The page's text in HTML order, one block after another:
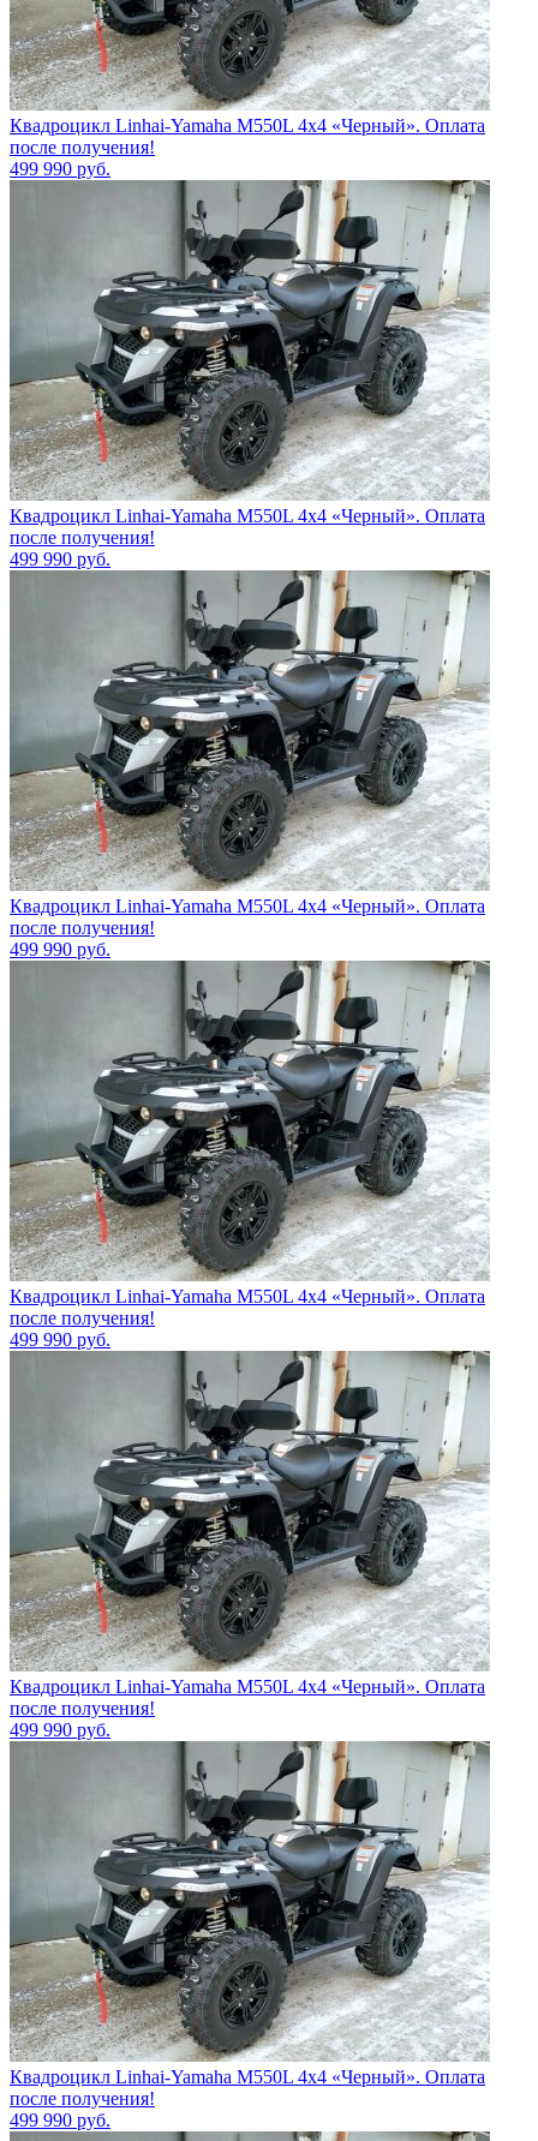
Квадроцикл Linhai-Yamaha M550L 4x4 «Черный». Оплата
после получения!
499 990 руб.
Квадроцикл Linhai-Yamaha M550L 4x4 «Черный». Оплата
после получения!
499 990 руб.
Квадроцикл Linhai-Yamaha M550L 4x4 «Черный». Оплата
после получения!
499 990 руб.
Квадроцикл Linhai-Yamaha M550L 4x4 «Черный». Оплата
после получения!
499 990 руб.
Квадроцикл Linhai-Yamaha M550L 4x4 «Черный». Оплата
после получения!
499 990 руб.
Квадроцикл Linhai-Yamaha M550L 4x4 «Черный». Оплата
после получения!
499 990 руб.